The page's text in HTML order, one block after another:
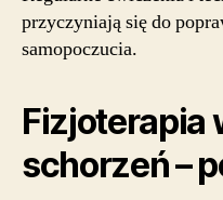
przyczyniają się do
samopoczucia.
Fizjoterapia
schorzeń –